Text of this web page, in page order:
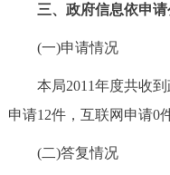
三、政府信息依申请
(一)申请情况
本局2011年度共收到
申请12件，互联网申请0
(二)答复情况